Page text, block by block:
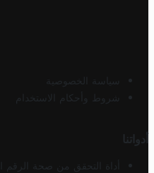
سياسة الخصوصية
شروط وأحكام الاستخدام
أدواتنا
أداة التحقق من صحة الرقم